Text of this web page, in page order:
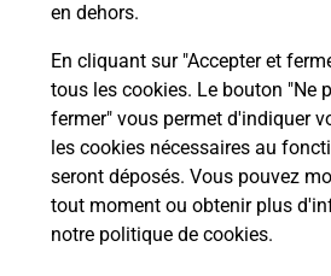
en dehors.
En cliquant sur "Accepter et
tous les cookies. Le bouton "Ne
fermer" vous permet d'indiquer
les cookies nécessaires au
seront déposés. Vous pouvez
tout moment ou obtenir plus
notre politique de cookies.
SERMAIZE
CONSIGNE LE BAR DU CENTRE